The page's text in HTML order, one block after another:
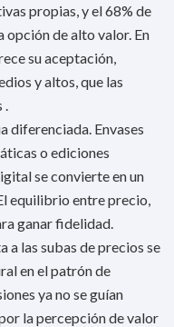
propias, y el 68% de
opción de alto valor. En
su aceptación,
y altos, que las
diferenciada. Envases
o ediciones
se convierte en un
equilibrio entre precio,
ganar fidelidad.
a las subas de precios se
en el patrón de
ya no se guían
la percepción de valor